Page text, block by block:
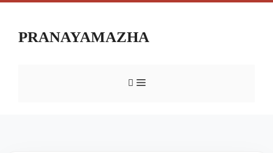
PRANAYAMAZHA